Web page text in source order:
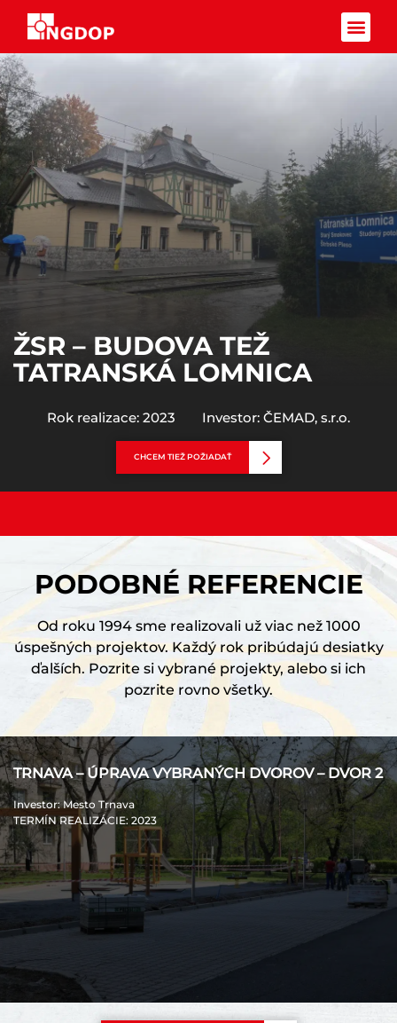
Rok realizace: 2023 Investor: ČEMAD, s.r.o.
ŽSR – BUDOVA TEŽ
TATRANSKÁ LOMNICA
CHCEM TIEŽ POŽIADAŤ
PODOBNÉ REFERENCIE
Od roku 1994 sme realizovali už viac než 1000
úspešných projektov. Každý rok pribúdajú desiatky
ďalších. Pozrite si vybrané projekty, alebo si ich
pozrite rovno všetky.
TRNAVA – ÚPRAVA VYBRANÝCH DVOROV – DVOR 2
Investor: Mesto Trnava
TERMÍN REALIZÁCIE: 2023